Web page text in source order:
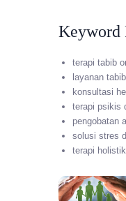
Keyword
terapi tabib
layanan
konsultasi
terapi psikis
pengobatan
solusi stres
terapi holistik